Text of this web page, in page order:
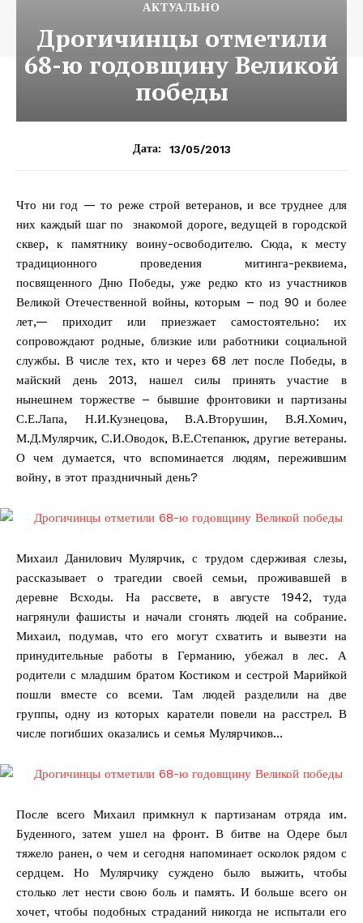
АКТУАЛЬНО
Дрогичинцы отметили
68-ю годовщину Великой
победы
Дата: 13/05/2013
Что ни год — то реже строй ветеранов, и все труднее для
них каждый шаг по знакомой дороге, ведущей в городской
сквер, к памятнику воину-освободителю. Сюда, к месту
традиционного проведения митинга-реквиема,
посвященного Дню Победы, уже редко кто из участников
Великой Отечественной войны, которым – под 90 и более
лет,— приходит или приезжает самостоятельно: их
сопровождают родные, близкие или работники социальной
службы. В числе тех, кто и через 68 лет после Победы, в
майский день 2013, нашел силы принять участие в
нынешнем торжестве – бывшие фронтовики и партизаны
С.Е.Лапа, Н.И.Кузнецова, В.А.Вторушин, В.Я.Хомич,
М.Д.Мулярчик, С.И.Оводок, В.Е.Степанюк, другие ветераны.
О чем думается, что вспоминается людям, пережившим
войну, в этот праздничный день?
Михаил Данилович Мулярчик, с трудом сдерживая слезы,
рассказывает о трагедии своей семьи, проживавшей в
деревне Всходы. На рассвете, в августе 1942, туда
нагрянули фашисты и начали сгонять людей на собрание.
Михаил, подумав, что его могут схватить и вывезти на
принудительные работы в Германию, убежал в лес. А
родители с младшим братом Костиком и сестрой Марийкой
пошли вместе со всеми. Там людей разделили на две
группы, одну из которых каратели повели на расстрел. В
числе погибших оказались и семья Мулярчиков…
После всего Михаил примкнул к партизанам отряда им.
Буденного, затем ушел на фронт. В битве на Одере был
тяжело ранен, о чем и сегодня напоминает осколок рядом с
сердцем. Но Мулярчику суждено было выжить, чтобы
столько лет нести свою боль и память. И больше всего он
хочет, чтобы подобных страданий никогда не испытали его